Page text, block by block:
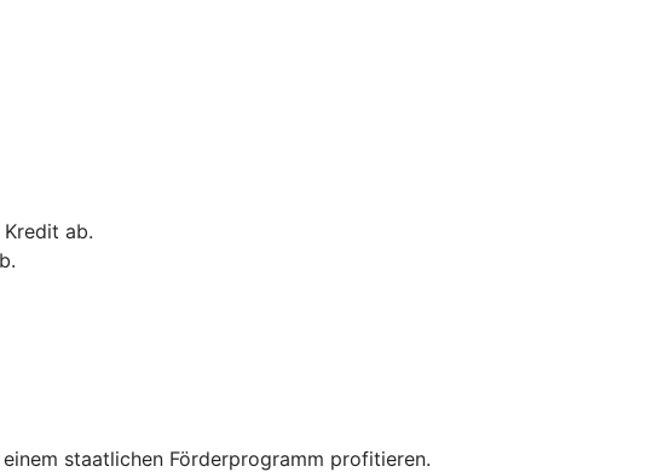
ab.
staatlichen Förderprogramm profitieren.